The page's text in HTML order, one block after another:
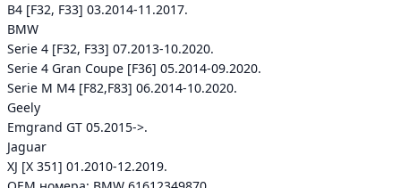
B4 [F32, F33] 03.2014-11.2017.
BMW
Serie 4 [F32, F33] 07.2013-10.2020.
Serie 4 Gran Coupe [F36] 05.2014-09.2020.
Serie M M4 [F82,F83] 06.2014-10.2020.
Geely
Emgrand GT 05.2015->.
Jaguar
XJ [X 351] 01.2010-12.2019.